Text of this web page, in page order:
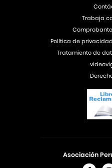
Asociación
Trabaja
Política de
Tratamiento de